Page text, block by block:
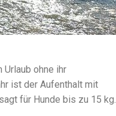
ohne ihr
ist der Aufenthalt mit
für Hunde bis zu 15 kg.